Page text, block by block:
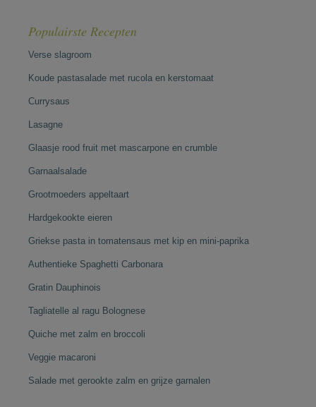
Populairste Recepten
Verse slagroom
Koude pastasalade met rucola en kerstomaat
Currysaus
Lasagne
Glaasje rood fruit met mascarpone en crumble
Garnaalsalade
Grootmoeders appeltaart
Hardgekookte eieren
Griekse pasta in tomatensaus met kip en mini-paprika
Authentieke Spaghetti Carbonara
Gratin Dauphinois
Tagliatelle al ragu Bolognese
Quiche met zalm en broccoli
Veggie macaroni
Salade met gerookte zalm en grijze garnalen